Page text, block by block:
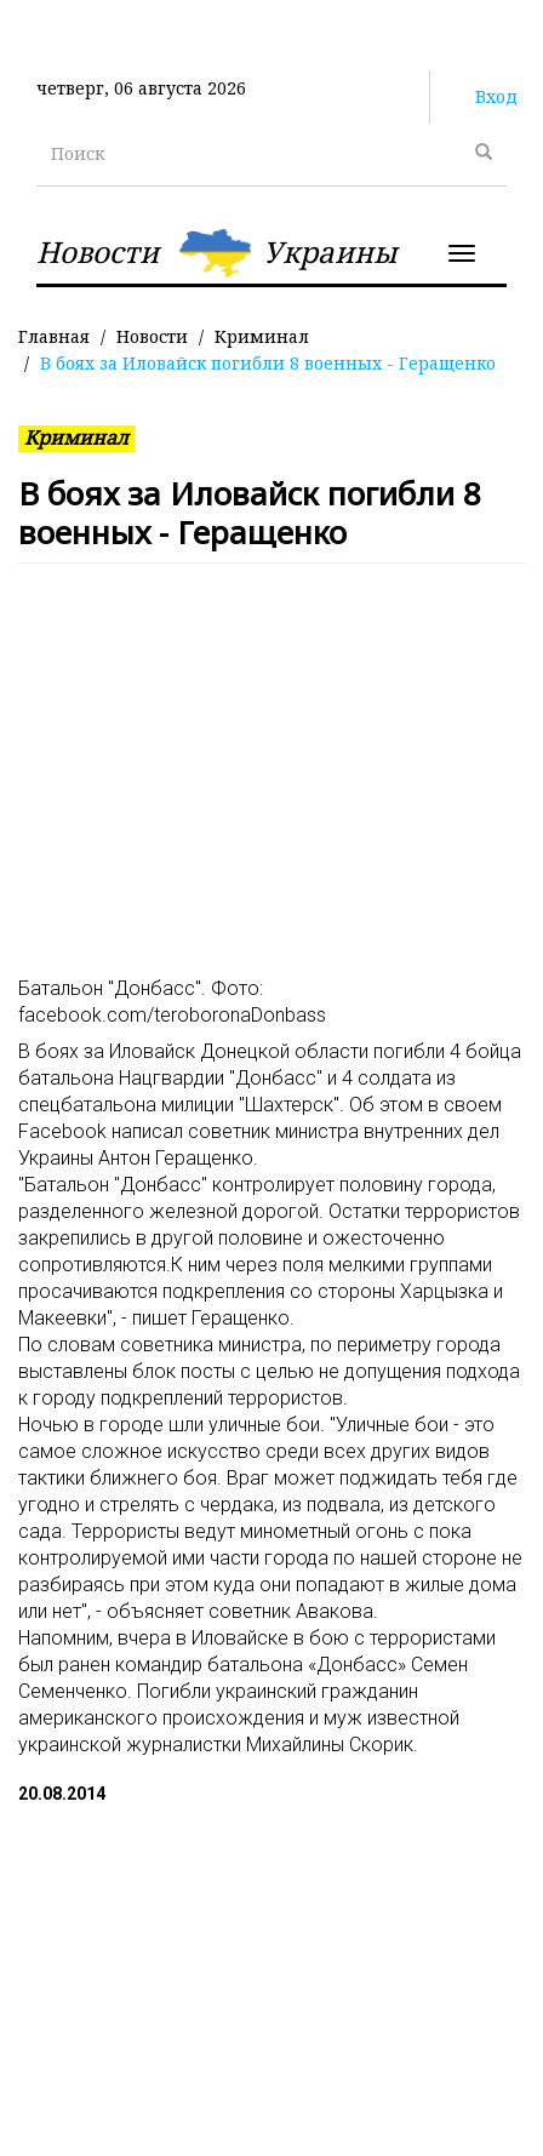
содержанию
четверг, 06 августа 2026 Вход
Поиск
Новости Украины
Toggle
Главная Новости
Криминал
В боях за Иловайск погибли 8 военных - Геращенко
В боях за Иловайск погибли 8
военных - Геращенко
Криминал
Батальон "Донбасс". Фото:
facebook.com/teroboronaDonbass
В боях за Иловайск Донецкой области погибли 4 бойца
батальона Нацгвардии "Донбасс" и 4 солдата из
спецбатальона милиции "Шахтерск". Об этом в своем
Facebook написал советник министра внутренних дел
Украины Антон Геращенко.
"Батальон "Донбасс" контролирует половину города,
разделенного железной дорогой. Остатки террористов
закрепились в другой половине и ожесточенно
сопротивляются.К ним через поля мелкими группами
просачиваются подкрепления со стороны Харцызка и
Макеевки", - пишет Геращенко.
По словам советника министра, по периметру города
выставлены блок посты с целью не допущения подхода
к городу подкреплений террористов.
Ночью в городе шли уличные бои. "Уличные бои - это
самое сложное искусство среди всех других видов
тактики ближнего боя. Враг может поджидать тебя где
угодно и стрелять с чердака, из подвала, из детского
сада. Террористы ведут минометный огонь с пока
контролируемой ими части города по нашей стороне не
разбираясь при этом куда они попадают в жилые дома
или нет", - объясняет советник Авакова.
Напомним, вчера в Иловайске в бою с террористами
был ранен командир батальона «Донбасс» Семен
Семенченко. Погибли украинский гражданин
американского происхождения и муж известной
украинской журналистки Михайлины Скорик.
20.08.2014